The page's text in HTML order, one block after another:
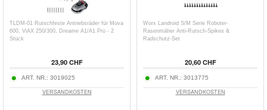
TLDM-01 Rutschfeste Antriebsräder für Mova
600, ViAX 250/300, Dreame A1/A1 Pro - 2
Stück
23,90 CHF
ART. NR.: 3019025
VERSANDKOSTEN
Worx Landroid S/M Serie Roboter-
Rasenmäher Anti-Rutsch-Spikes &
Radschutz-Set
20,60 CHF
ART. NR.: 3013775
VERSANDKOSTEN